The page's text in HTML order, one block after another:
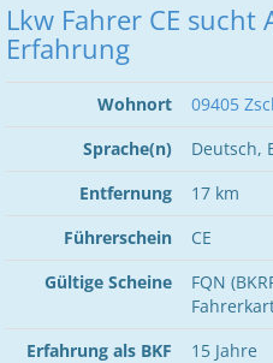
Lkw Fahrer CE sucht
Erfahrung
Wohnort
09405
Sprache(n)
Deutsch,
Entfernung
17 km
Führerschein
CE
Gültige Scheine
FQN
Erfahrung als BKF
15 Jahre